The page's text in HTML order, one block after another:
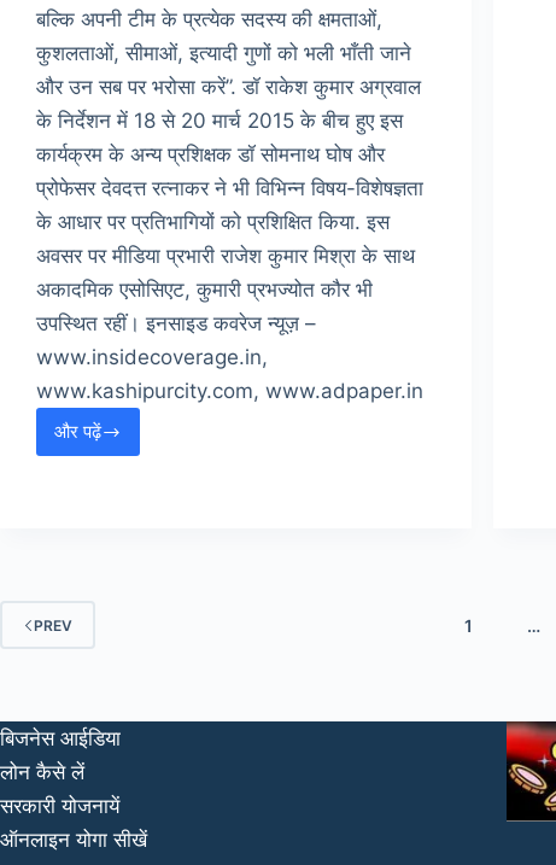
बल्कि अपनी टीम के प्रत्येक सदस्य की क्षमताओं,
कुशलताओं, सीमाओं, इत्यादी गुणों को भली भाँती जाने
और उन सब पर भरोसा करें”. डॉ राकेश कुमार अग्रवाल
के निर्देशन में 18 से 20 मार्च 2015 के बीच हुए इस
कार्यक्रम के अन्य प्रशिक्षक डॉ सोमनाथ घोष और
प्रोफेसर देवदत्त रत्नाकर ने भी विभिन्न विषय-विशेषज्ञता
के आधार पर प्रतिभागियों को प्रशिक्षित किया. इस
अवसर पर मीडिया प्रभारी राजेश कुमार मिश्रा के साथ
अकादमिक एसोसिएट, कुमारी प्रभज्योत कौर भी
उपस्थित रहीं। इनसाइड कवरेज न्यूज़ –
www.insidecoverage.in,
www.kashipurcity.com, www.adpaper.in
और पढ़ें
IIM
PREV 1 …
बिजनेस आईडिया
लोन कैसे लें
सरकारी योजनायें
ऑनलाइन योगा सीखें